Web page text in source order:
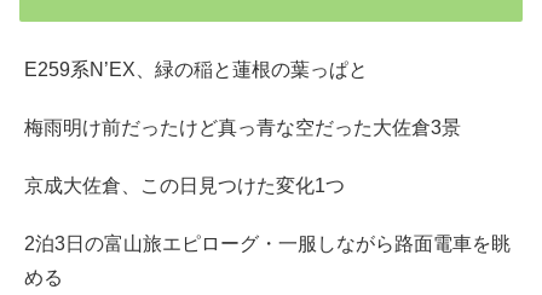
E259系N’EX、緑の稲と蓮根の葉っぱと
梅雨明け前だったけど真っ青な空だった大佐倉3景
京成大佐倉、この日見つけた変化1つ
2泊3日の富山旅エピローグ・一服しながら路面電車を眺
める